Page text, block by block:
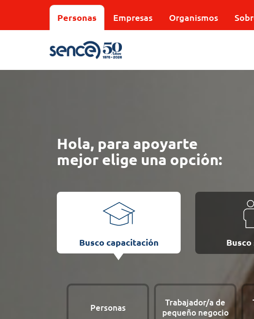
Personas Empresas Organismos
Hola, para apoyarte
mejor elige una opción:
Busco capacitación
Personas
Trabajador/a de
pequeño negocio